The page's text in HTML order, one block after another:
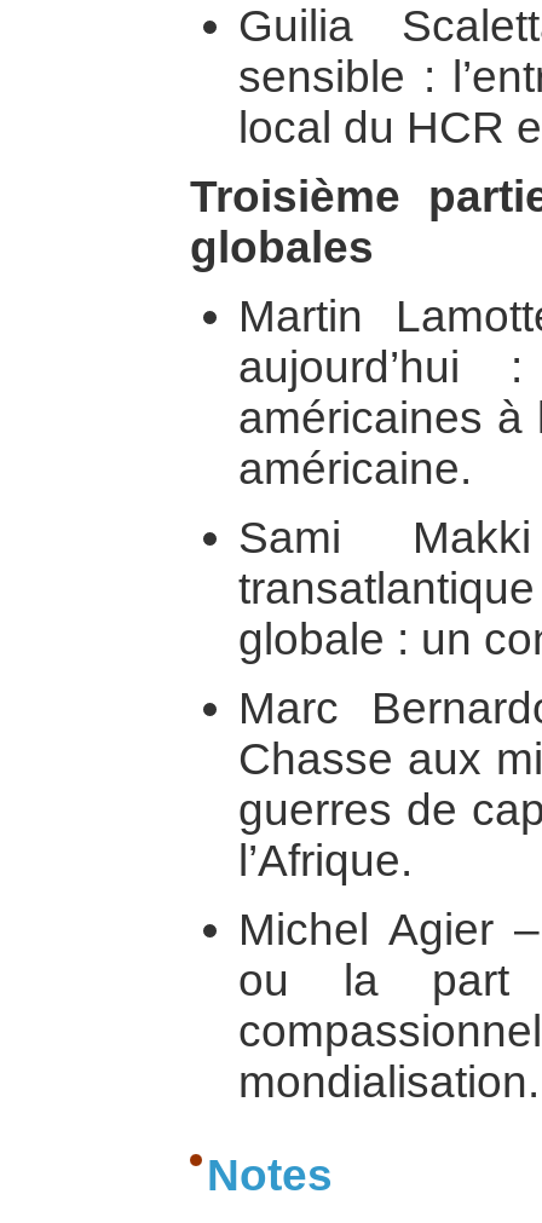
Guilia
sensible :
local du HCR
Troisième
globales
Martin
américaines à
américaine.
Sami
globale : un
Marc
Chasse aux
guerres de
l’Afrique.
Michel Agier
ou la part
mondialisation.
Notes